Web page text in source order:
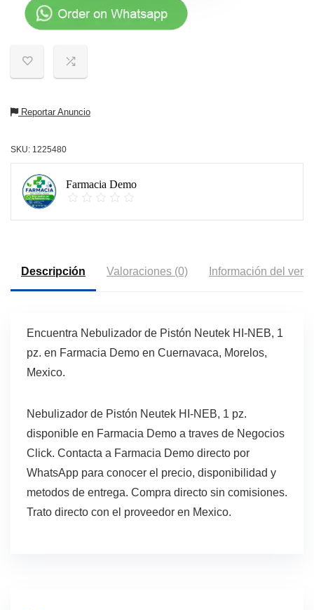
Reportar Anuncio
SKU: 1225480
Farmacia Demo
Descripción Valoraciones (0) Información del
Encuentra Nebulizador de Pistón Neutek HI-NEB, 1
pz. en Farmacia Demo en Cuernavaca, Morelos,
Mexico.
Nebulizador de Pistón Neutek HI-NEB, 1 pz.
disponible en Farmacia Demo a traves de Negocios
Click. Contacta a Farmacia Demo directo por
WhatsApp para conocer el precio, disponibilidad y
metodos de entrega. Compra directo sin comisiones.
Trato directo con el proveedor en Mexico.